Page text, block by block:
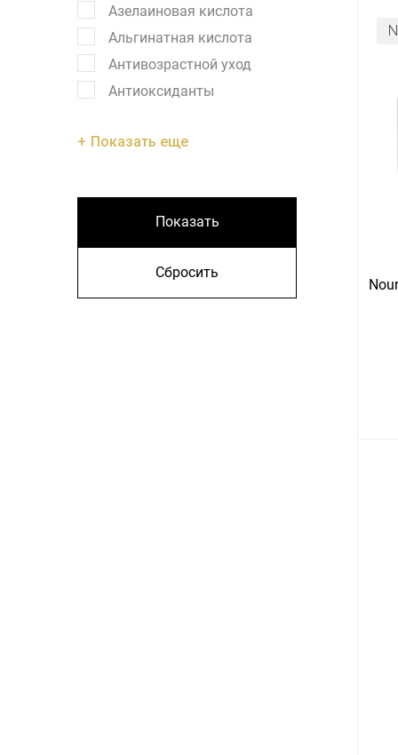
Азелаиновая кислота
Альгинатная кислота
Антивозрастной уход
Антиоксиданты
Показать еще
Показать
Сбросить